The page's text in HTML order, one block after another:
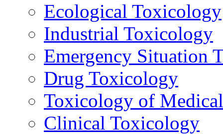
Ecological Toxicology
Industrial Toxicology
Emergency Situation
Drug Toxicology
Toxicology of
Clinical Toxicology